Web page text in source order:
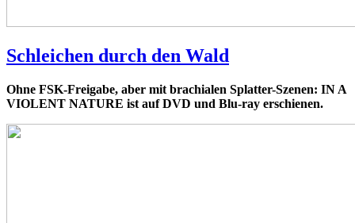
Schleichen durch den Wald
Ohne FSK-Freigabe, aber mit brachialen Splatter-Szenen: IN A
VIOLENT NATURE ist auf DVD und Blu-ray erschienen.